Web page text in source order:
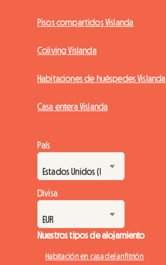
Pisos compartidos Vislanda
Coliving Vislanda
Habitaciones de huéspedes Vislanda
Casa entera Vislanda
País
Divisa
Nuestros tipos de alojamiento
Habitación en casa del anfitrión